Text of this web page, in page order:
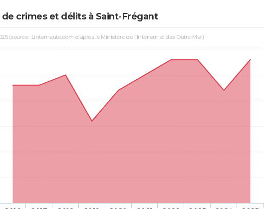
crimes et délits à Saint-Frégant
(source : Linternaute.com d'après le Ministère de l'Intérieur et des Outre-Mer)